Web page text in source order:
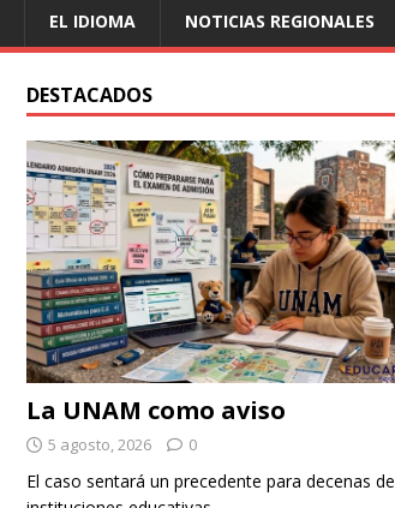
EL IDIOMA NOTICIAS REGIONALES
DESTACADOS
La UNAM como aviso
5 agosto, 2026 0
El caso sentará un precedente para decenas de